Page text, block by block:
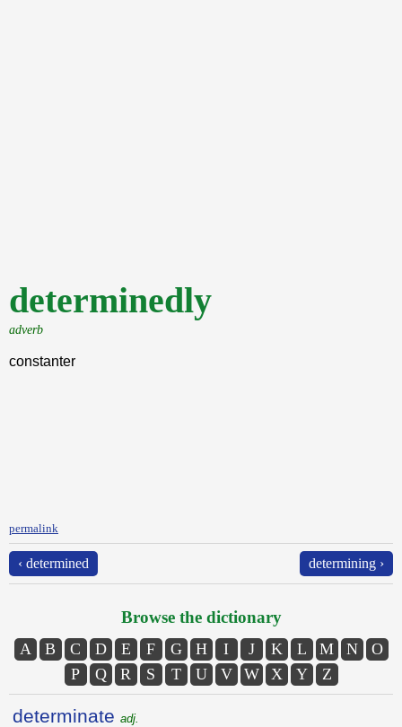
determinedly
adverb
constanter
permalink
‹ determined determining ›
Browse the dictionary
A B C D E F G H I J K L M N
O
P
Q R S T U V W X Y Z
determinate adj.